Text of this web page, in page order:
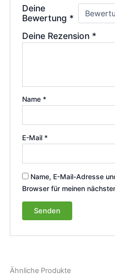
Deine
Bewertung *
Deine Rezension *
Name *
E-Mail *
Name, E-Mail-Adresse
Browser für meinen
Ähnliche Produkte